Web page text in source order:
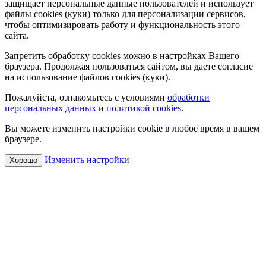
защищает персональные данные пользователей и использует
файлы cookies (куки) только для персонализации сервисов,
чтобы оптимизировать работу и функциональность этого
сайта.
Запретить обработку cookies можно в настройках Вашего
браузера. Продолжая пользоваться сайтом, вы даете согласие
на использование файлов cookies (куки).
Пожалуйста, ознакомьтесь с условиями обработки
персональных данных и политикой cookies.
Вы можете изменить настройки cookie в любое время в вашем
браузере.
Хорошо Изменить настройки